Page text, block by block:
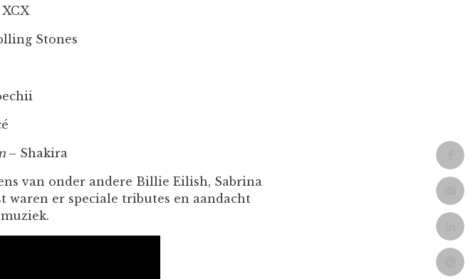
Stones
– Shakira
van onder andere Billie Eilish, Sabrina
waren er speciale tributes en aandacht